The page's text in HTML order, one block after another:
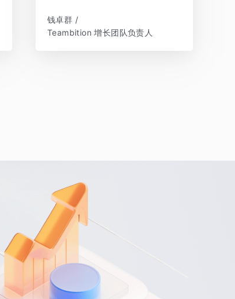
钱卓群 /
Teambition 增长团队负责人